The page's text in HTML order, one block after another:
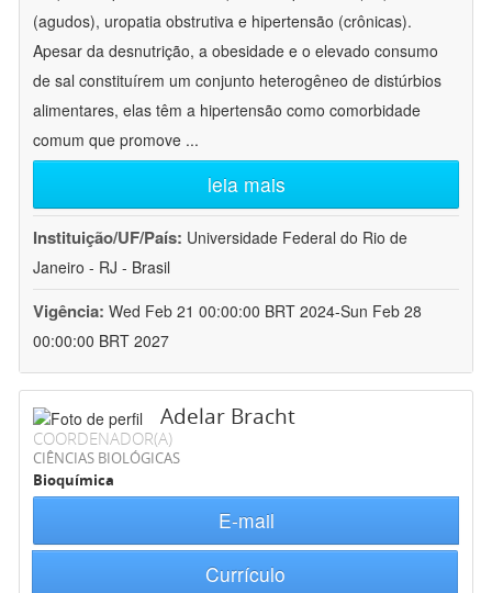
(agudos), uropatia obstrutiva e hipertensão (crônicas).
Apesar da desnutrição, a obesidade e o elevado consumo
de sal constituírem um conjunto heterogêneo de distúrbios
alimentares, elas têm a hipertensão como comorbidade
comum que promove ...
leia mais
Instituição/UF/País: Universidade Federal do Rio de
Janeiro - RJ - Brasil
Vigência: Wed Feb 21 00:00:00 BRT 2024-Sun Feb 28
00:00:00 BRT 2027
Adelar Bracht
COORDENADOR(A)
CIÊNCIAS BIOLÓGICAS
Bioquímica
E-mail
Currículo